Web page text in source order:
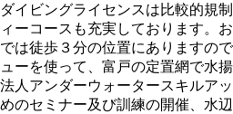
ダイビングライセンスは比較的規
ィーコースも充実しております。
では徒歩３分の位置にありますの
ューを使って、富戸の定置網で水
法人アンダーウォータースキルア
めのセミナー及び訓練の開催、水